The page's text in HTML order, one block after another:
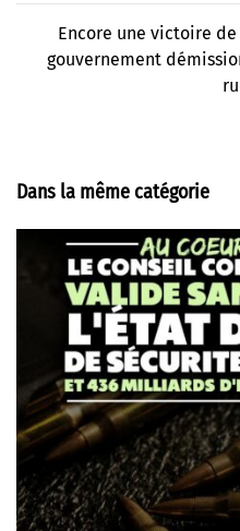
Encore une victoire
gouvernement
Dans la même catégorie